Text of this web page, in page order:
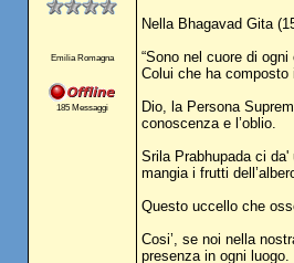
Emilia Romagna
185 Messaggi
Nella Bhagavad Gita
“Sono nel cuore di
Colui che ha composto
Dio, la Persona
conoscenza e l’oblio.
Srila Prabhupada ci
mangia i frutti
Questo uccello che
Cosi’, se noi nella
presenza in ogni luogo.